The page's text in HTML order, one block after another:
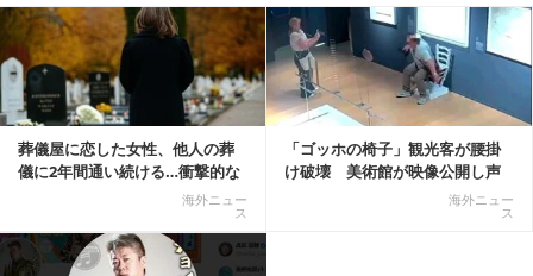
葬儀屋に恋した女性、他人の葬
儀に2年間通い続ける…衝撃的な
海外ニュー
ス
「ゴッホの椅子」観光客が腰掛
け破壊 美術館が映像公開し声
海外ニュー
ス
記事を読む